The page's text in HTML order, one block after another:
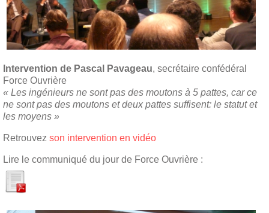
Intervention de Pascal Pavageau, secrétaire confédéral
Force Ouvrière
« Les ingénieurs ne sont pas des moutons à 5 pattes, car ce
ne sont pas des moutons et deux pattes suffisent: le statut et
les moyens »
Retrouvez son intervention en vidéo
Lire le communiqué du jour de Force Ouvrière :